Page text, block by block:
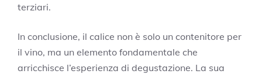
terziari.
In conclusione, il calice non è solo un contenitore per
il vino, ma un elemento fondamentale che
arricchisce l’esperienza di degustazione. La sua